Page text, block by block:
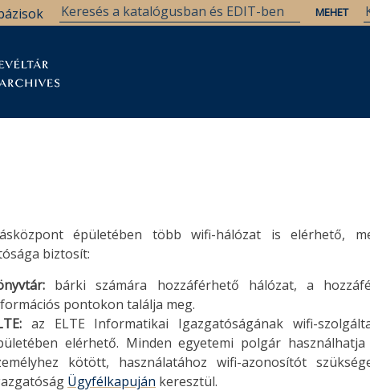
épületében több wifi-hálózat is elérhető,
biztosít:
bárki számára hozzáférhető hálózat, a
pontokon találja meg.
az ELTE Informatikai Igazgatóságának wifi-
elérhető. Minden egyetemi polgár
kötött, használatához wifi-azonosítót
Ügyfélkapuján keresztül.